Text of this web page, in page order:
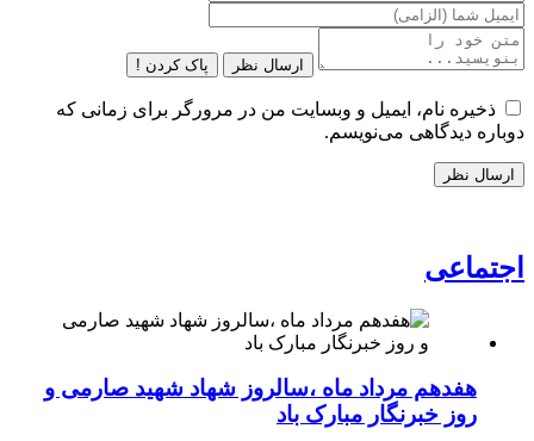
ارسال نظر پاک کردن !
ذخیره نام، ایمیل و وبسایت من در مرورگر برای زمانی که
دوباره دیدگاهی می‌نویسم.
اجتماعی
هفدهم مرداد ماه ،سالروز شهاد شهید صارمی و
روز خبرنگار مبارک باد